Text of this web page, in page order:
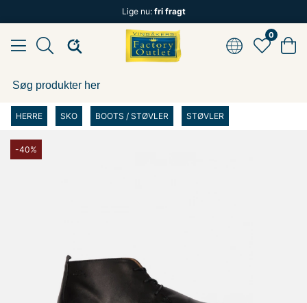
Lige nu: fri fragt
0
HERRE SKO BOOTS / STØVLER STØVLER
-40%